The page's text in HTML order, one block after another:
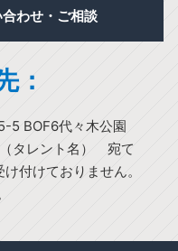
わせ・ご相談
：
5 BOF6代々木公園
タレント名） 宛て
付けておりません。